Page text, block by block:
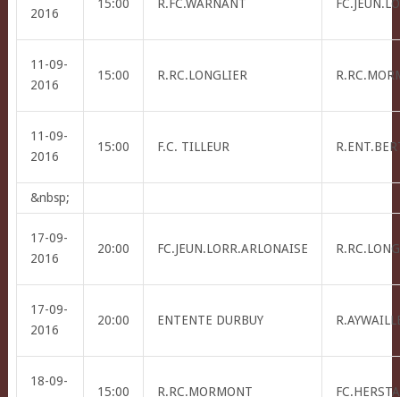
2016
15:00 R.FC.WARNANT
11-09-
2016
15:00 R.RC.LONGLIER
11-09-
2016
15:00 F.C. TILLEUR
&nbsp;
17-09-
2016
20:00 FC.JEUN.LORR.ARLONAISE
17-09-
2016
20:00 ENTENTE DURBUY
18-09-
15:00 R.RC.MORMONT